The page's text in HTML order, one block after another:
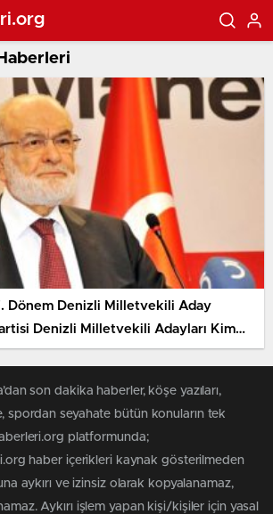
Dönem Denizli Milletvekili Aday
Denizli Milletvekili Adayları Kim
son dakika haberler, köşe yazıları,
spordan seyahate bütün konuların tek
platformunda;
haber içerikleri kaynak gösterilmeden
aykırı ve izinsiz olarak kopyalanamaz,
Aykırı işlem yapan kişi/kişiler için yasal